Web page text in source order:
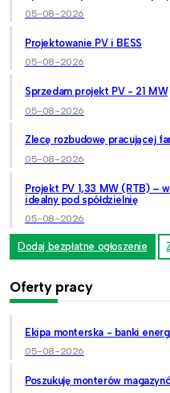
05-08-2026
Projektowanie PV i BESS
05-08-2026
Sprzedam projekt PV - 21 MW
05-08-2026
Zlecę rozbudowę pracującej
05-08-2026
Projekt PV 1,33 MW (RTB) –
idealny pod spółdzielnię
05-08-2026
Dodaj bezpłatne ogłoszenie
Oferty pracy
Ekipa monterska - banki
05-08-2026
Poszukuję monterów